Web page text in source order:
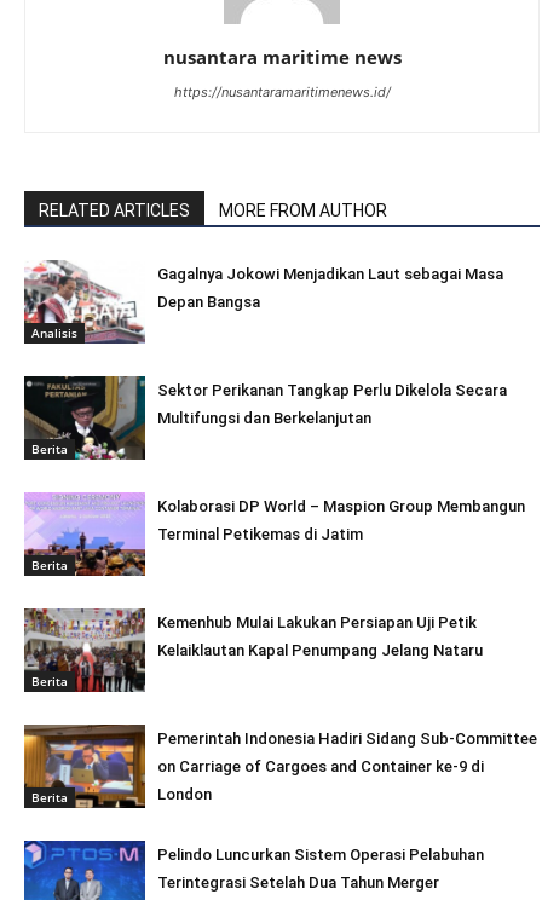
nusantara maritime news
https://nusantaramaritimenews.id/
RELATED ARTICLES MORE FROM AUTHOR
Analisis
Gagalnya Jokowi Menjadikan Laut sebagai Masa
Depan Bangsa
Berita
Sektor Perikanan Tangkap Perlu Dikelola Secara
Multifungsi dan Berkelanjutan
Berita
Kolaborasi DP World – Maspion Group Membangun
Terminal Petikemas di Jatim
Berita
Kemenhub Mulai Lakukan Persiapan Uji Petik
Kelaiklautan Kapal Penumpang Jelang Nataru
Berita
Pemerintah Indonesia Hadiri Sidang Sub-Committee
on Carriage of Cargoes and Container ke-9 di
London
Pelindo Luncurkan Sistem Operasi Pelabuhan
Terintegrasi Setelah Dua Tahun Merger